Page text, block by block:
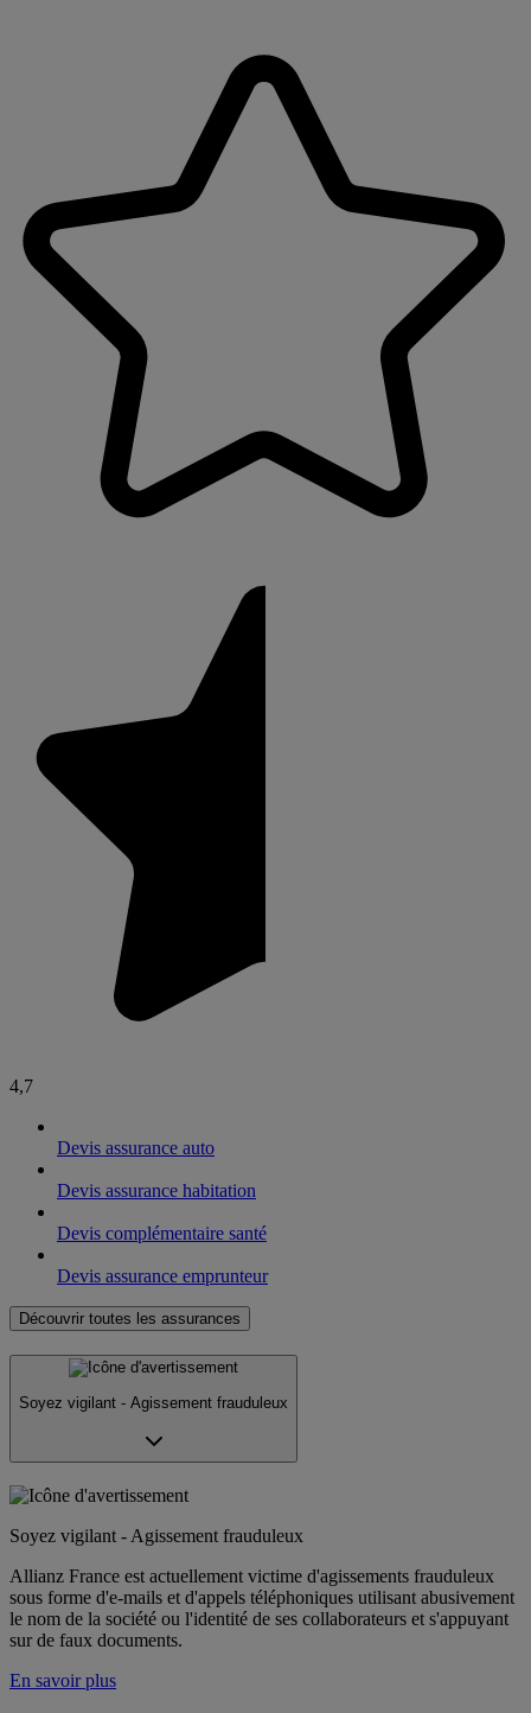
4,7
Devis assurance auto
Devis assurance habitation
Devis complémentaire santé
Devis assurance emprunteur
Découvrir toutes les assurances
Soyez vigilant - Agissement frauduleux
Soyez vigilant - Agissement frauduleux
Allianz France est actuellement victime d'agissements frauduleux
sous forme d'e-mails et d'appels téléphoniques utilisant abusivement
le nom de la société ou l'identité de ses collaborateurs et s'appuyant
sur de faux documents.
En savoir plus